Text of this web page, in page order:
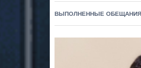
ВЫПОЛНЕННЫЕ ОБЕЩАНИЯ